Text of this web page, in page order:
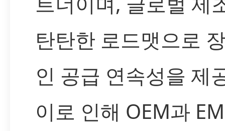
탄탄한 로드맷으로
인 공급 연속성을 제
이로 인해 OEM과